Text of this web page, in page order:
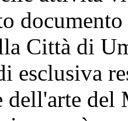
Città di
esclusiva
del